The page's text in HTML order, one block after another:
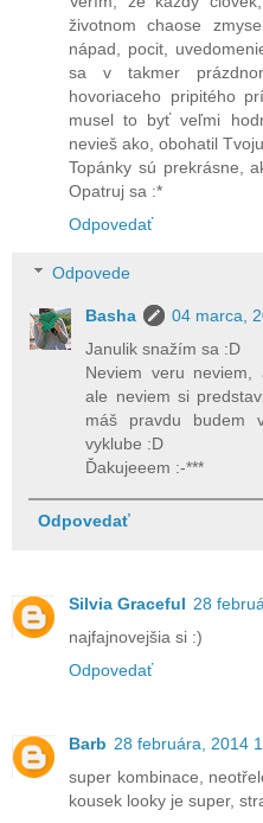
životnom chaose
nápad, pocit,
sa v takmer
hovoriaceho pripitého
musel to byť veľmi
nevieš ako, obohatil
Topánky sú prekrásne,
Opatruj sa :*
Odpovedať
Odpovede
Basha
04 marca,
Janulik snažím sa :D
Neviem veru neviem,
ale neviem si
máš pravdu budem
vyklube :D
Ďakujeeem :-***
Odpovedať
Silvia Graceful 28
najfajnovejšia si :)
Odpovedať
Barb 28 februára, 2014
super kombinace,
kousek looky je super,